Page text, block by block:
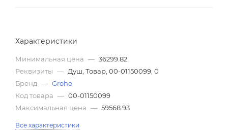
Характеристики
Минимальная цена — 36299.82
Реквизиты — Душ, Товар, 00-01150099, 0
Бренд — Grohe
Код товара — 00-01150099
Максимальная цена — 59568.93
Все характеристики